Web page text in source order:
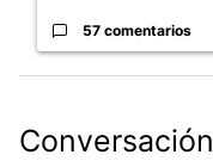
57 comentarios
Conversación